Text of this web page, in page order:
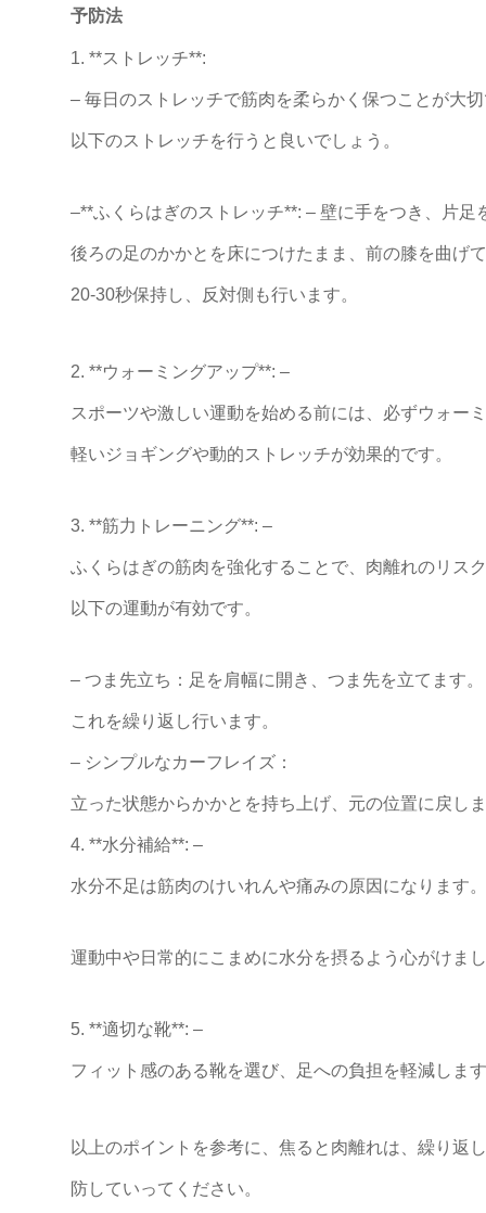
予防法
1. **ストレッチ**:
– 毎日のストレッチで筋肉を柔らかく保つことが大
以下のストレッチを行うと良いでしょう。
–**ふくらはぎのストレッチ**: – 壁に手をつき、片足
後ろの足のかかとを床につけたまま、前の膝を曲げ
20-30秒保持し、反対側も行います。
2. **ウォーミングアップ**: –
スポーツや激しい運動を始める前には、必ずウォー
軽いジョギングや動的ストレッチが効果的です。
3. **筋力トレーニング**: –
ふくらはぎの筋肉を強化することで、肉離れのリス
以下の運動が有効です。
– つま先立ち：足を肩幅に開き、つま先を立てます。
これを繰り返し行います。
– シンプルなカーフレイズ：
立った状態からかかとを持ち上げ、元の位置に戻し
4. **水分補給**: –
水分不足は筋肉のけいれんや痛みの原因になります。
運動中や日常的にこまめに水分を摂るよう心がけま
5. **適切な靴**: –
フィット感のある靴を選び、足への負担を軽減しま
以上のポイントを参考に、焦ると肉離れは、繰り返
防していってください。